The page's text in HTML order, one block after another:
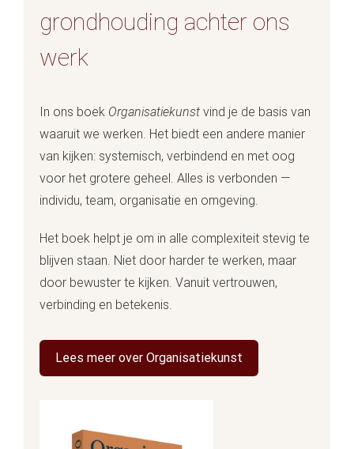
grondhouding achter ons
werk
In ons boek Organisatiekunstvind je de basis van
waaruit we werken. Het biedt een andere manier
van kijken: systemisch, verbindend en met oog
voor het grotere geheel. Alles is verbonden —
individu, team, organisatie en omgeving.
Het boek helpt je om in alle complexiteit stevig te
blijven staan. Niet door harder te werken, maar
door bewuster te kijken. Vanuit vertrouwen,
verbinding en betekenis.
Lees meer over Organisatiekunst